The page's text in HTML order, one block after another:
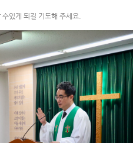
있게 되길 기도해 주세요.